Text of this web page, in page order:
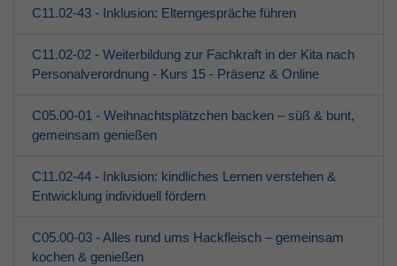
C11.02-43 - Inklusion: Elterngespräche führen
C11.02-02 - Weiterbildung zur Fachkraft in der Kita nach
Personalverordnung - Kurs 15 - Präsenz & Online
C05.00-01 - Weihnachtsplätzchen backen – süß & bunt,
gemeinsam genießen
C11.02-44 - Inklusion: kindliches Lernen verstehen &
Entwicklung individuell fördern
C05.00-03 - Alles rund ums Hackfleisch – gemeinsam
kochen & genießen